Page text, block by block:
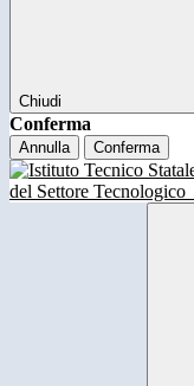
Chiudi
Conferma
Annulla Conferma
del Settore Tecnologico